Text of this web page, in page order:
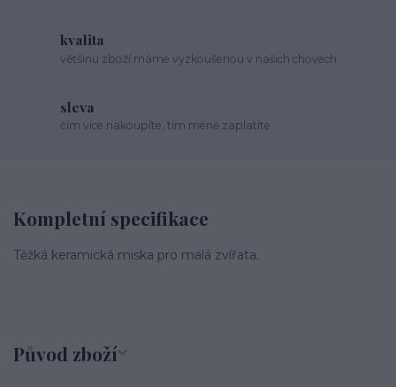
kvalita
většinu zboží máme vyzkoušenou v našich chovech
sleva
čím více nakoupíte, tím méně zaplatíte
Kompletní specifikace
Těžká keramická miska pro malá zvířata.
Původ zboží